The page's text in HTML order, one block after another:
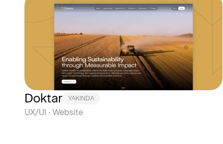
Doktar YAKINDA
UX/UI · Website